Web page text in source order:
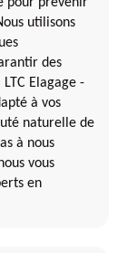
utilisons
des
Elagage -
à vos
naturelle de
à nous
vous
en